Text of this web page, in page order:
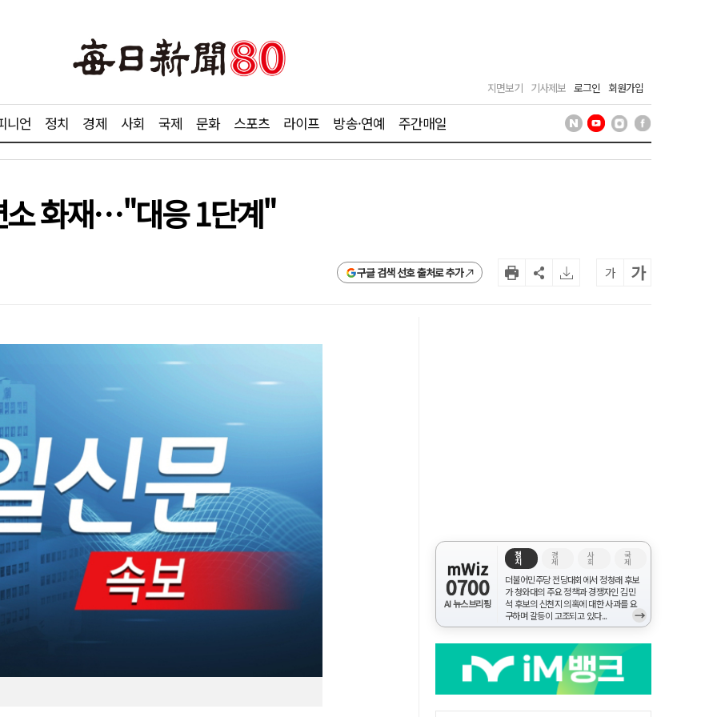
지면보기 기사제보 로그인 회원가입
니언 정치 경제 사회 국제 문화 스포츠 라이프 방송·연예 주간매일
소 화재…"대응 1단계"
구글 검색 선호 출처로 추가 가 가
mWiz
0700
AI 뉴스브리핑
정
치
경
제
사
회
국
제
더불어민주당 전당대회에서 정청래 후보
가 청와대의 주요 정책과 경쟁자인 김민
석 후보의 신천지 의혹에 대한 사과를 요
구하며 갈등이 고조되고 있다...
→